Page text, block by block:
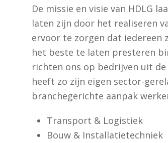
De missie en visie van HDLG
laten zijn door het realiseren
ervoor te zorgen dat iedereen
het beste te laten presteren
richten ons op bedrijven uit
heeft zo zijn eigen sector-
branchegerichte aanpak
Transport & Logistiek
Bouw & Installatietechniek